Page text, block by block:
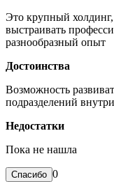
Это крупный холдинг,
выстраивать
разнообразный опыт
Достоинства
Возможность
подразделений
Недостатки
Пока не нашла
0